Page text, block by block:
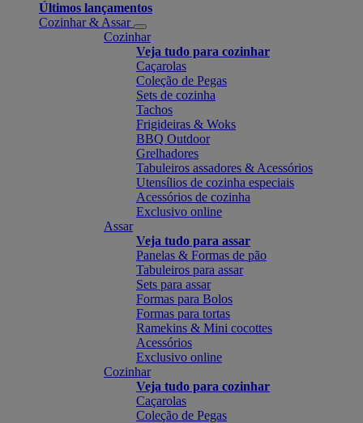
Últimos lançamentos
Cozinhar & Assar
Cozinhar
Veja tudo para cozinhar
Caçarolas
Coleção de Pegas
Sets de cozinha
Tachos
Frigideiras & Woks
BBQ Outdoor
Grelhadores
Tabuleiros assadores & Acessórios
Utensílios de cozinha especiais
Acessórios de cozinha
Exclusivo online
Assar
Veja tudo para assar
Panelas & Formas de pão
Tabuleiros para assar
Sets para assar
Formas para Bolos
Formas para tortas
Ramekins & Mini cocottes
Acessórios
Exclusivo online
Cozinhar
Veja tudo para cozinhar
Caçarolas
Coleção de Pegas